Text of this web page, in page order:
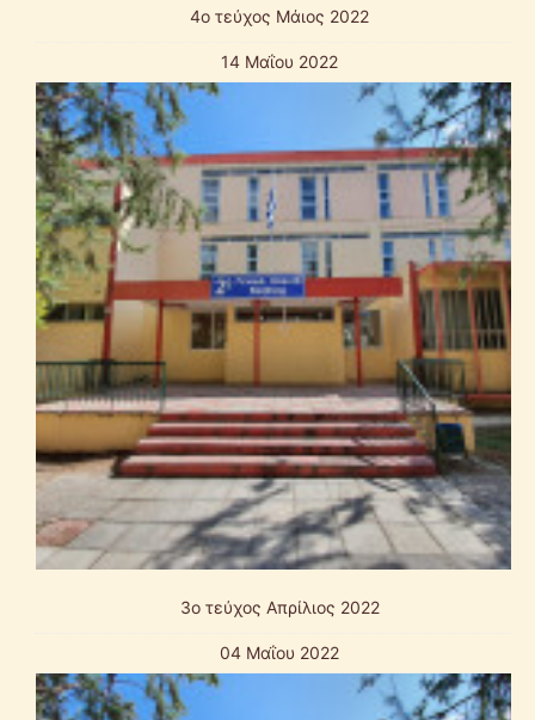
4ο τεύχος Μάιος 2022
14 Μαΐου 2022
3ο τεύχος Απρίλιος 2022
04 Μαΐου 2022